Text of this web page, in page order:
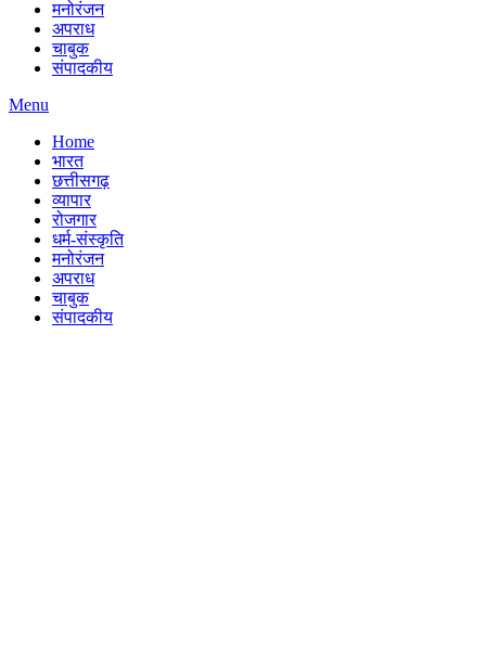
मनोरंजन
अपराध
चाबुक
संपादकीय
Menu
Home
भारत
छत्तीसगढ़
व्यापार
रोजगार
धर्म-संस्कृति
मनोरंजन
अपराध
चाबुक
संपादकीय